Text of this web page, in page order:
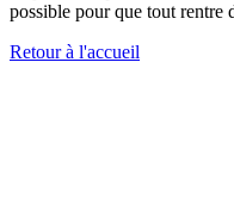
possible pour que tout rentre
Retour à l'accueil